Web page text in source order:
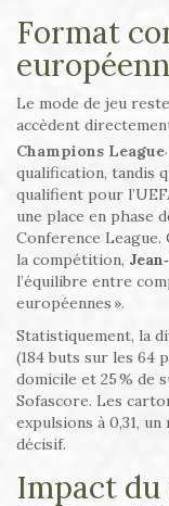
Format
Le mode de jeu
accèdent
Champions League
qualification, tandis
qualifient pour
une place en phase
Conference
la compétition,
l’équilibre entre
européennes ».
Statistiquement, la
(184 buts sur les 64
domicile et 25 % de
Sofascore. Les
expulsions à 0,31,
décisif.
Impact